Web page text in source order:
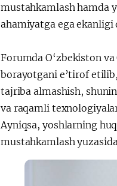
mustahkamlash hamda
ahamiyatga ega ekanligi
Forumda O‘zbekiston
borayotgani e’tirof
tajriba almashish,
va raqamli
Ayniqsa, yoshlarning
mustahkamlash